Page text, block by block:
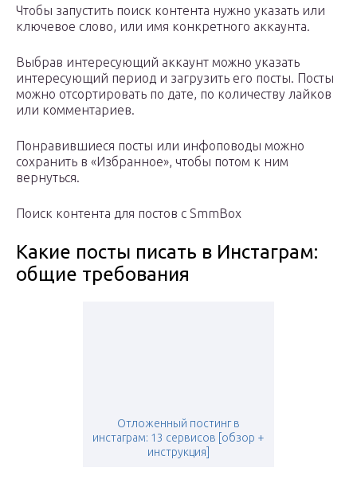
Чтобы запустить поиск контента нужно указать или
ключевое слово, или имя конкретного аккаунта.
Выбрав интересующий аккаунт можно указать
интересующий период и загрузить его посты. Посты
можно отсортировать по дате, по количеству лайков
или комментариев.
Понравившиеся посты или инфоповоды можно
сохранить в «Избранное», чтобы потом к ним
вернуться.
Поиск контента для постов с SmmBox
Какие посты писать в Инстаграм:
общие требования
Отложенный постинг в
инстаграм: 13 сервисов [обзор +
инструкция]